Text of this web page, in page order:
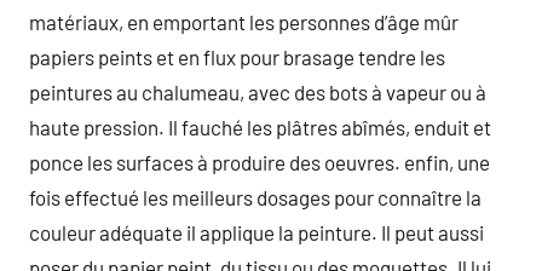
matériaux, en emportant les personnes d’âge mûr
papiers peints et en flux pour brasage tendre les
peintures au chalumeau, avec des bots à vapeur ou à
haute pression. Il fauché les plâtres abîmés, enduit et
ponce les surfaces à produire des oeuvres. enfin, une
fois effectué les meilleurs dosages pour connaître la
couleur adéquate il applique la peinture. Il peut aussi